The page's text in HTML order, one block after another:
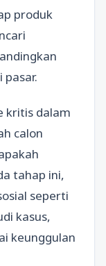
produk
kritis dalam
calon
tahap ini,
seperti
kasus,
keunggulan